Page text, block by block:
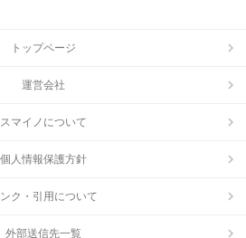
トップページ
運営会社
スマイノについて
個人情報保護方針
ンク・引用について
外部送信先一覧